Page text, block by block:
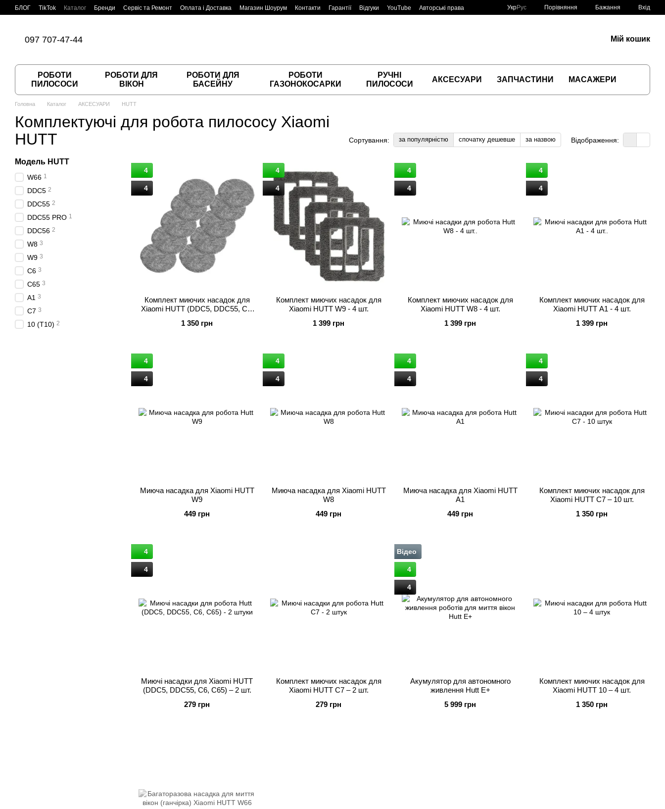
Перейти до основного контенту
БЛОГ TikTok Каталог Бренди Сервіс та Ремонт Оплата і Доставка Магазин Шоурум Контакти Гарантії Відгуки YouTube
Авторські права
УкрРус Порівняння Бажання Вхід
097 707-47-44 Мій кошик
РОБОТИ
ПИЛОСОСИ
РОБОТИ ДЛЯ
ВІКОН
РОБОТИ ДЛЯ
БАСЕЙНУ
РОБОТИ
ГАЗОНОКОСАРКИ
РУЧНІ
ПИЛОСОСИ
АКСЕСУАРИ ЗАПЧАСТИНИ МАСАЖЕРИ
Головна Каталог АКСЕСУАРИ HUTT
Комплектуючі для робота пилососу Xiaomi
HUTT
Сортування: за популярністю спочатку дешевше за назвою Відображення:
4
4
Комплект миючих насадок для
Xiaomi HUTT (DDC5, DDC55, С6,
1 350 грн
4
4
Комплект миючих насадок для
Xiaomi HUTT W9 - 4 шт.
1 399 грн
4
4
Комплект миючих насадок для
Xiaomi HUTT W8 - 4 шт.
1 399 грн
4
4
Комплект миючих насадок для
Xiaomi HUTT A1 - 4 шт.
1 399 грн
4
4
Миюча насадка для Xiaomi HUTT
W9
449 грн
4
4
Миюча насадка для Xiaomi HUTT
W8
449 грн
4
4
Миюча насадка для Xiaomi HUTT
A1
449 грн
4
4
Комплект миючих насадок для
Xiaomi HUTT C7 – 10 шт.
1 350 грн
4
4
Миючі насадки для Xiaomi HUTT
(DDC5, DDC55, С6, С65) – 2 шт.
279 грн
Комплект миючих насадок для
Xiaomi HUTT C7 – 2 шт.
279 грн
Відео
4
4
Акумулятор для автономного
живлення Hutt E+
5 999 грн
Комплект миючих насадок для
Xiaomi HUTT 10 – 4 шт.
1 350 грн
Модель HUTT
W66 1
DDC5 2
DDC55 2
DDC55 PRO 1
DDC56 2
W8 3
W9 3
C6 3
C65 3
A1 3
C7 3
10 (T10) 2